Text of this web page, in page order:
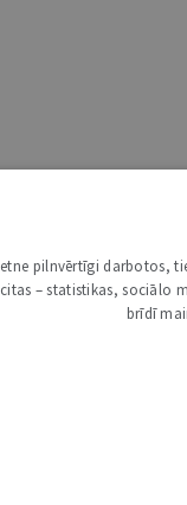
pilnvērtīgi darbotos,
– statistikas, sociālo
brīdī